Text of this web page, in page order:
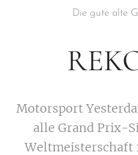
Die gute alte
Motorsport
alle Grand Prix-
Weltmeisterschaft